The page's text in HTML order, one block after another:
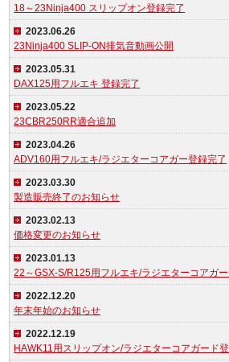
18～23Ninja400 スリップオン登録完了
2023.06.26
23Ninja400 SLIP-ON排気音動画公開
2023.05.31
DAX125用フルエキ 登録完了
2023.05.22
23CBR250RR適合追加
2023.04.26
ADV160用フルエキ/ラジエターコアガー登録完了
2023.03.30
製造販売終了のお知らせ
2023.02.13
価格変更のお知らせ
2023.01.13
22～GSX-S/R125用フルエキ/ラジエターコアガ
2022.12.20
年末年始のお知らせ
2022.12.19
HAWK11用スリップオン/ラジエターコアガード